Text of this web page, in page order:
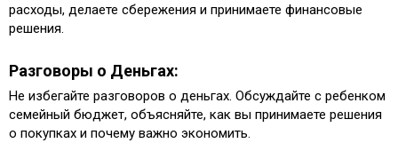
расходы, делаете сбережения и принимаете финансовые
решения.
Разговоры о Деньгах:
Не избегайте разговоров о деньгах. Обсуждайте с ребенком
семейный бюджет, объясняйте, как вы принимаете решения
о покупках и почему важно экономить.